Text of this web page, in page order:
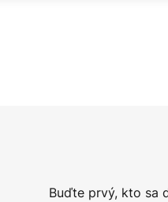
Buďte prvý, kto sa